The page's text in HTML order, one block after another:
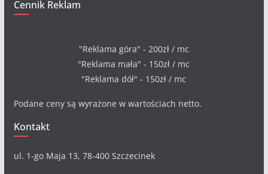
Cennik Reklam
"Reklama góra" - 200zł / mc
"Reklama mała" - 150zł / mc
"Reklama dół" - 150zł / mc
Podane ceny są wyrażone w wartościach netto.
Kontakt
ul. 1-go Maja 13, 78-400 Szczecinek